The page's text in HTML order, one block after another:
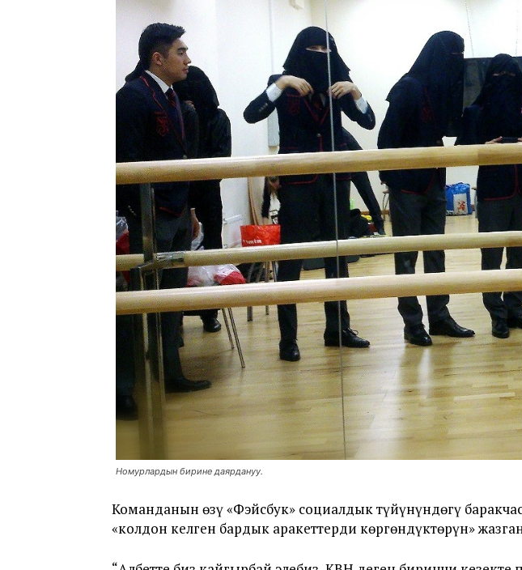
Номурлардын бирине даярдануу.
Команданын өзү «Фэйсбук» социалдык түйүнүндөгү
«колдон келген бардык аракеттерди көргөндүктөрүн»